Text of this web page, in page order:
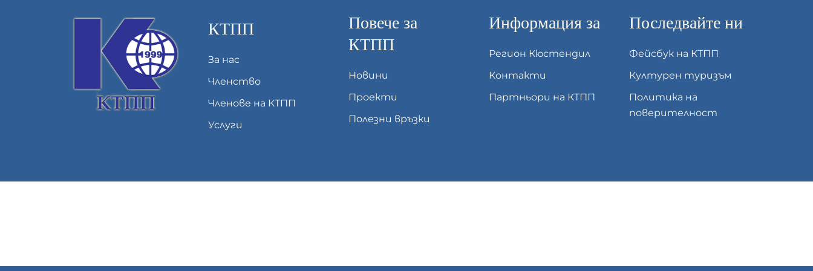
КТПП
За нас
Членство
Членове на КТПП
Услуги
Повече за
КТПП
Новини
Проекти
Полезни връзки
Информация за
Регион Кюстендил
Контакти
Партньори на КТПП
Последвайте ни
Фейсбук на КТПП
Културен туризъм
Политика на
поверителност